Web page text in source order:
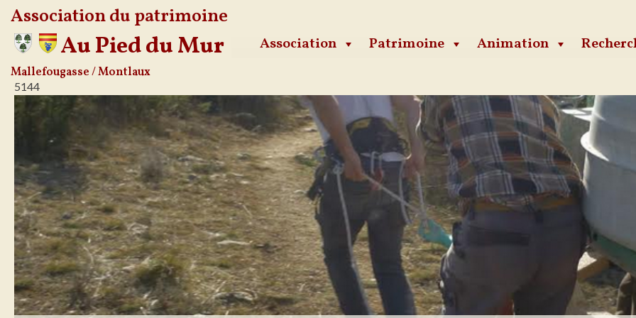
Aller
contenu
Association du patrimoine
Au Pied du Mur
Mallefougasse / Montlaux
Association Patrimoine Animation
5144